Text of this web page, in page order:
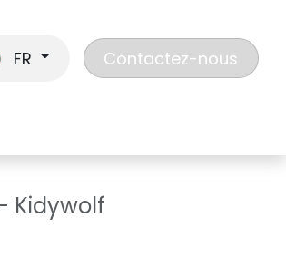
FR Contactez-nous
- Kidywolf